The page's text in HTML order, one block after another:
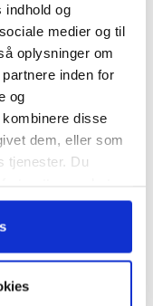
indhold og
medier og til
oplysninger om
inden for
og
disse
dem, eller som
tjenester. Du
som skal sælge
og der
parterne.
afgiver de
virksomheden, og
til ejeren
mere og mere
er det tid til due
bog
samt